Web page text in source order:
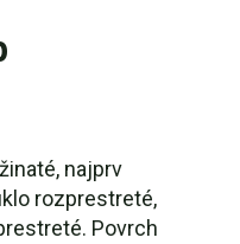
najprv
rozprestreté,
Povrch